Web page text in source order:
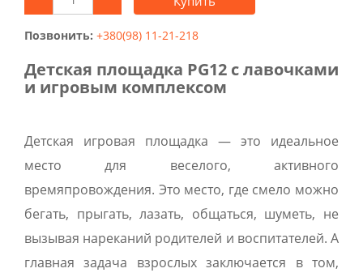
Позвонить: +380(98) 11-21-218
Детская площадка PG12 с лавочками
и игровым комплексом
Детская игровая площадка — это идеальное
место для веселого, активного
времяпровождения. Это место, где смело можно
бегать, прыгать, лазать, общаться, шуметь, не
вызывая нареканий родителей и воспитателей. А
главная задача взрослых заключается в том,